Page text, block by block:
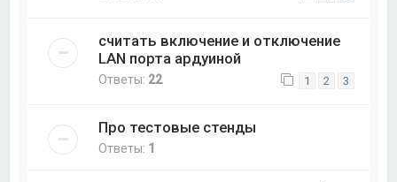
считать включение и отключение
LAN порта ардуиной
Ответы: 22 1 2 3
Про тестовые стенды
Ответы: 1